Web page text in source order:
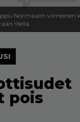
Normaalin viimeinen
Ylellä
pois